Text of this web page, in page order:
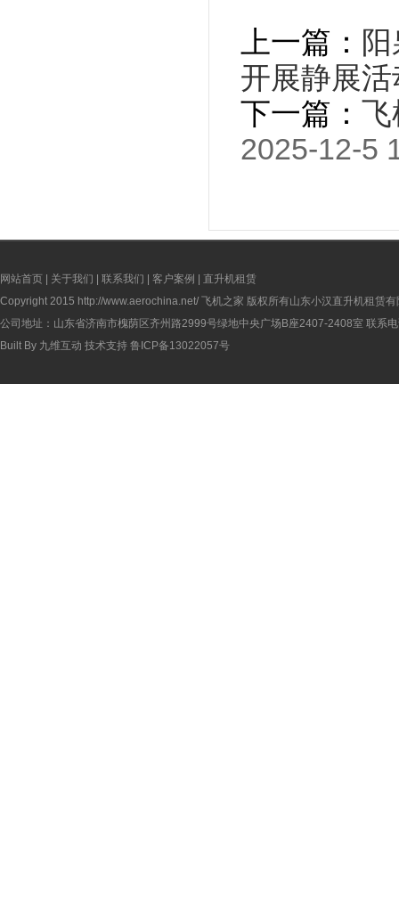
上一篇：
开展静展活
下一篇： 飞
2025-12-5
网站首页 | 关于我们 | 联系我们 | 客户案例 | 直升机租赁
Copyright 2015 http://www.aerochina.net/ 飞机之家 版权所有山东小汉直升机租赁有
公司地址：山东省济南市槐荫区齐州路2999号绿地中央广场B座2407-2408室 联系
Built By 九维互动 技术支持 鲁ICP备13022057号